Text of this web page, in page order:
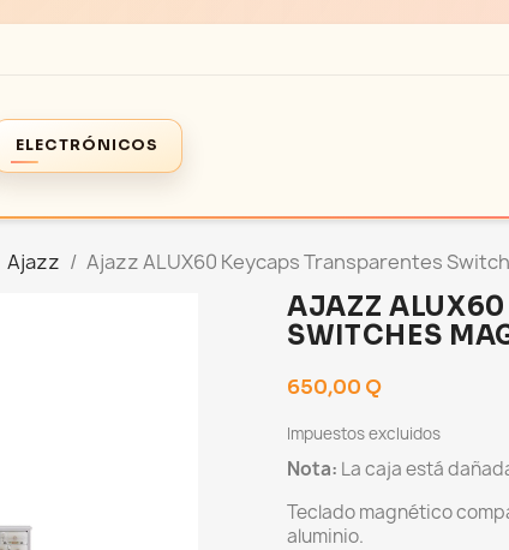
ELECTRÓNICOS
Ajazz Ajazz ALUX60 Keycaps Transparentes
AJAZZ ALUX60
SWITCHES
650,00 Q
Impuestos excluidos
Nota: La caja está
Teclado magnético
aluminio.